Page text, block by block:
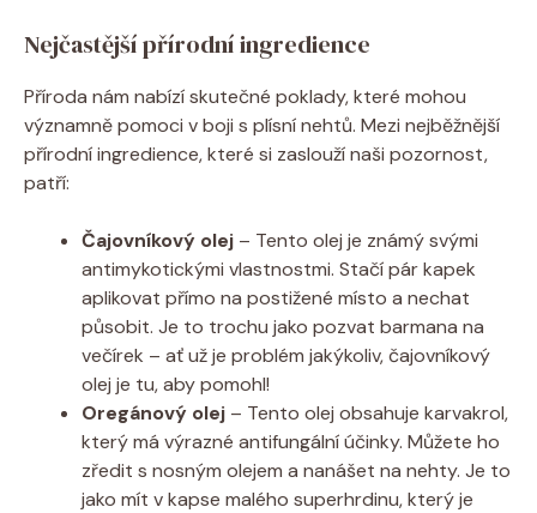
Nejčastější přírodní ingredience
Příroda nám nabízí skutečné poklady, které mohou
významně pomoci v boji s plísní nehtů. Mezi nejběžnější
přírodní ingredience, které si zaslouží naši pozornost,
patří:
Čajovníkový olej – Tento olej je známý svými
antimykotickými vlastnostmi. Stačí pár kapek
aplikovat přímo na postižené místo a nechat
působit. Je to trochu jako pozvat barmana na
večírek – ať už je problém jakýkoliv, čajovníkový
olej je tu, aby pomohl!
Oregánový olej – Tento olej obsahuje karvakrol,
který má výrazné antifungální účinky. Můžete ho
zředit s nosným olejem a nanášet na nehty. Je to
jako mít v kapse malého superhrdinu, který je